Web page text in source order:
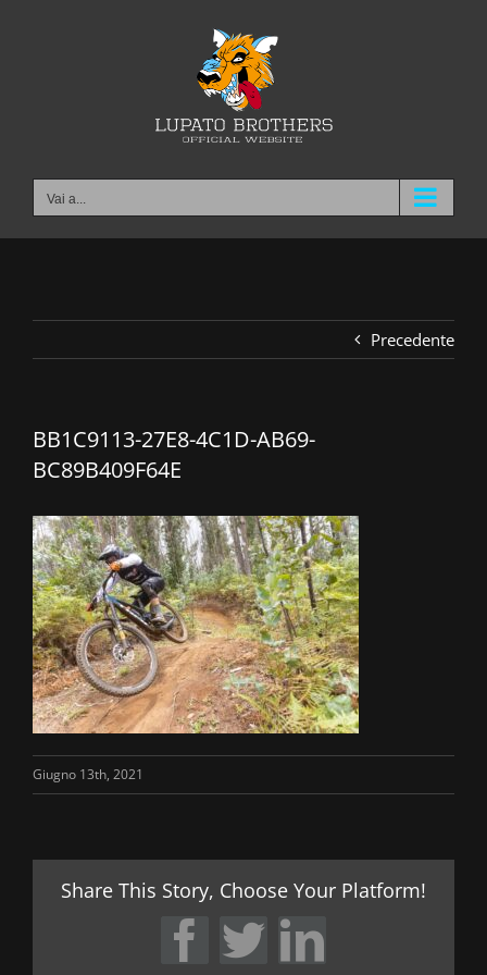
Vai a...
Precedente
BB1C9113-27E8-4C1D-AB69-
BC89B409F64E
Giugno 13th, 2021
Share This Story, Choose Your Platform!
Facebook
TwitterLinkedIn